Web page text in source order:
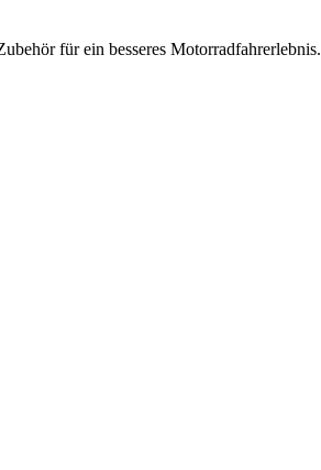
für ein besseres Motorradfahrerlebnis.